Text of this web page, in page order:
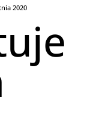
2020